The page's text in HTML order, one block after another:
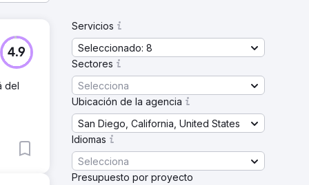
4.9
del
Servicios
Seleccionado: 8
Sectores
Selecciona
Ubicación de la agencia
San Diego, California, United States
Idiomas
Selecciona
Presupuesto por proyecto